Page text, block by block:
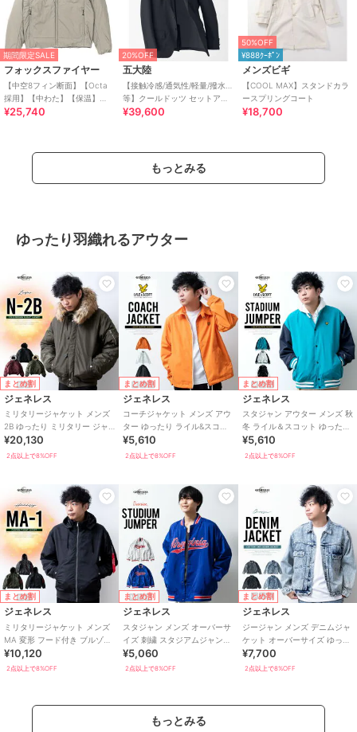
期間限定SALE
フォックスファイヤー
【中空8フィン断面】【Octa
採用】【中わた】【保温】
【軽量】オクタアドバンスジ
¥25,740
20%OFF
五大陸
【接触冷感/通気性/軽量/撥水…
等】クールドッツ セットアッ
プジャケット_ヘリンボーンプ
¥39,600
50%OFF
¥888ｸｰﾎﾟﾝ
メンズビギ
【COOL MAX】スタンドカラ
ースプリングコート
¥18,700
もっとみる
ゆったり羽織れるアウター
まとめ割
ジェネレス
ミリタリージャケット メンズ
2B ゆったり ミリタリー ジャ
ケット アウター 秋冬
¥20,130
2点以上で8%OFF
まとめ割
ジェネレス
コーチジャケット メンズ アウ
ター ゆったり ライル&スコッ
ト ライトアウタ― シャツジャ
ケット
¥5,610
2点以上で8%OFF
まとめ割
ジェネレス
スタジャン アウター メンズ 秋
冬 ライル＆スコット ゆったり
スタジアムジャンパー
¥5,610
2点以上で8%OFF
まとめ割
ジェネレス
ミリタリージャケット メンズ
MA 変形 フード付き ブルゾン
ゆったり フライトジャケット
¥10,120
2点以上で8%OFF
まとめ割
ジェネレス
スタジャン メンズ オーバーサ
イズ 刺繍 スタジアムジャンパ
ー ゆったり スタジアムジャケ
ット
¥5,060
2点以上で8%OFF
まとめ割
ジェネレス
ジージャン メンズ デニムジャ
ケット オーバーサイズ ゆった
り デニム ブルゾン Gジャン
¥7,700
2点以上で8%OFF
もっとみる